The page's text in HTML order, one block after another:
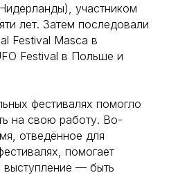
участником
лет. Затем последовали
Festival Masca в
Festival в Польше и
фестивалях помогло
на свою работу. Во-
отведённое для
помогает
— быть